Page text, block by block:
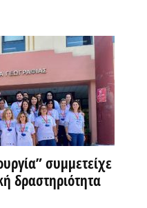
συμμετείχε
δραστηριότητα